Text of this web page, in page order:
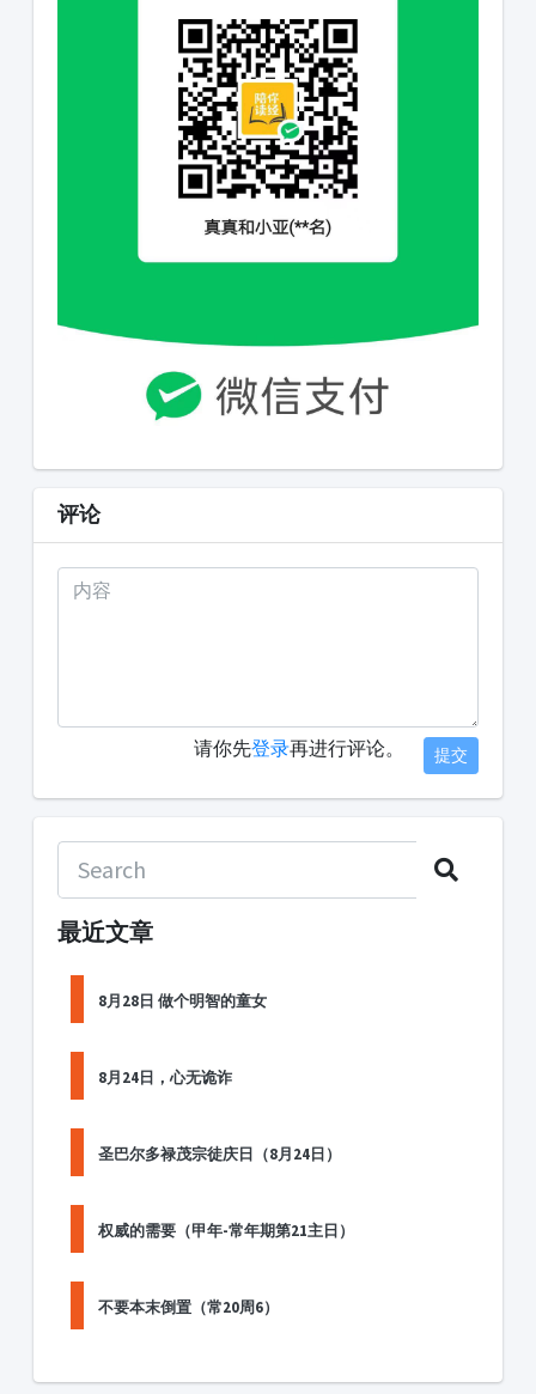
评论
请你先登录再进行评论。 提交
最近文章
8月28日 做个明智的童女
8月24日，心无诡诈
圣巴尔多禄茂宗徒庆日（8月24日）
权威的需要（甲年-常年期第21主日）
不要本末倒置（常20周6）